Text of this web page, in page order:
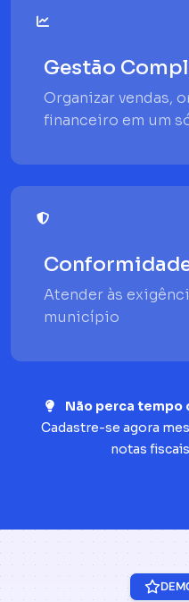
Gestão
Organizar vendas,
financeiro em um
Atender às
município
Não perca tempo
Cadastre-se agora
notas